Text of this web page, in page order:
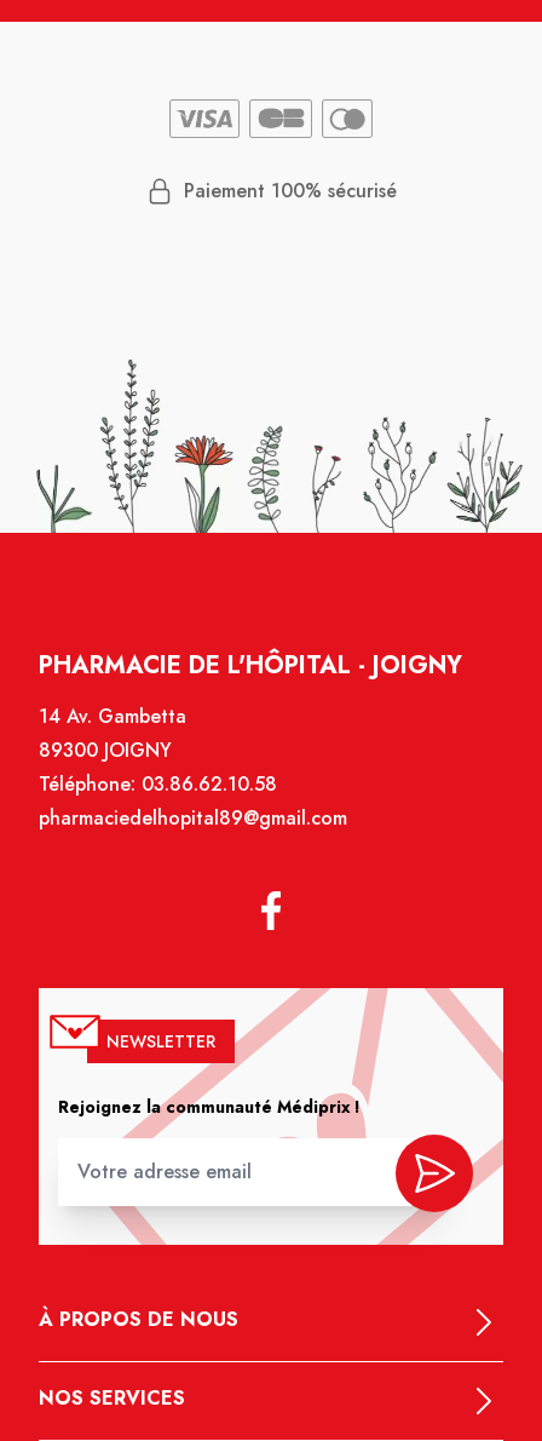
Paiement 100% sécurisé
PHARMACIE DE L'HÔPITAL - JOIGNY
14 Av. Gambetta
89300 JOIGNY
Téléphone: 03.86.62.10.58
pharmaciedelhopital89@gmail.com
NEWSLETTER
Rejoignez la communauté Médiprix !
À PROPOS DE NOUS
NOS SERVICES